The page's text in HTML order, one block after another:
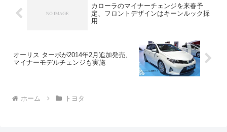
カローラのマイナーチェンジを来春予
定、フロントデザインはキーンルック採
用
オーリス ターボが2014年2月追加発売、
マイナーモデルチェンジも実施
ホーム トヨタ